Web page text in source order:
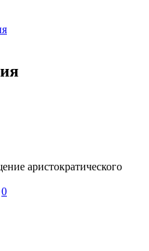
аристократического
0